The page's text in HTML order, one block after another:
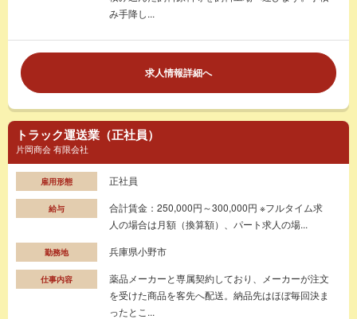
み手降し...
求人情報詳細へ
トラック運送業（正社員）
片岡商会 有限会社
雇用形態 正社員
給与
合計賃金：250,000円～300,000円 ※フルタイム求
人の場合は月額（換算額）、パート求人の場...
勤務地 兵庫県小野市
仕事内容
薬品メーカーと専属契約しており、メーカーが注文
を受けた商品を客先へ配送。納品先はほぼ毎回決ま
ったとこ...